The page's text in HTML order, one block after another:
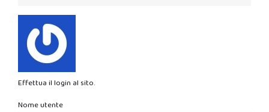
Effettua il login al sito.
Nome utente